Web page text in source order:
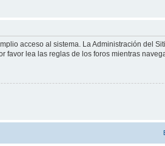
acceso al sistema. La Administración del
favor lea las reglas de los foros mientras